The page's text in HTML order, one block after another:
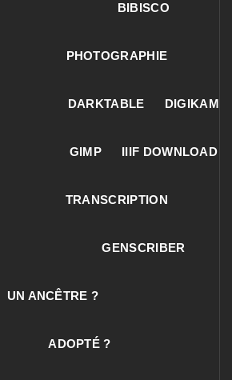
BIBISCO
PHOTOGRAPHIE
DARKTABLE DIGIKAM
GIMP IIIF DOWNLOAD
TRANSCRIPTION
GENSCRIBER
UN ANCÊTRE ?
ADOPTÉ ?